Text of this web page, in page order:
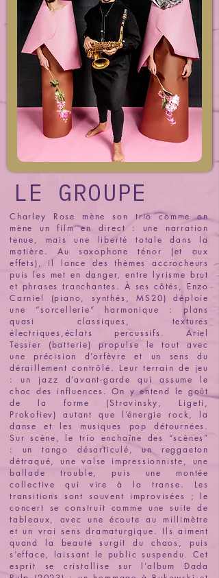
LE GROUPE
Charley Rose mène son trio comme on
mène un film en direct : une narration
tenue, mais une liberté totale dans la
matière. Au saxophone ténor (et aux
effets), il lance des thèmes accrocheurs
puis les met en danger, entre lyrisme brut
et phrases tranchantes. À ses côtés, Enzo
Carniel (piano, synthés, MS20) déploie
une “sorcellerie” harmonique : plans
quasi classiques, textures
électriques,éclats percussifs. Ariel
Tessier (batterie) propulse le tout avec
une précision d’orfèvre et un sens du
déraillement contrôlé. Leur terrain de jeu
: un jazz d’avant-garde qui assume le
choc des influences. On y entend le goût
de la forme (Stravinsky, Ligeti,
Prokofiev) autant que l’énergie rock, la
danse et les musiques pop détournées.
Sur scène, le trio enchaîne des “scènes”
: un tango désarticulé, un reggaeton
détraqué, une valse impressionniste, une
ballade trouble, puis une montée
collective qui vire à la transe. Les
transitions sont souvent improvisées ; le
concert se construit comme une suite de
tableaux, avec une écoute au millimètre
et un vrai sens dramaturgique. Ils aiment
quand la beauté surgit du chaos, puis
s’efface, laissant le public suspendu. Cet
esprit se cristallise sur l’album Dada